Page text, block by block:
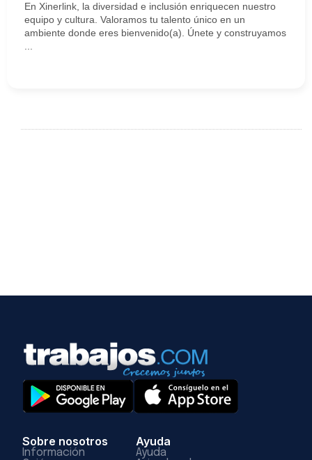
En Xinerlink, la diversidad e inclusión enriquecen nuestro
equipo y cultura. Valoramos tu talento único en un
ambiente donde eres bienvenido(a). Únete y construyamos
Sobre nosotros
Información
Ayuda
Ayuda